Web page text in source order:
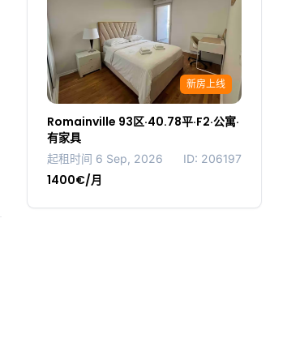
新房上线
Romainville 93区·40.78平·F2·公寓·
有家具
起租时间 6 Sep, 2026 ID: 206197
1400€/月